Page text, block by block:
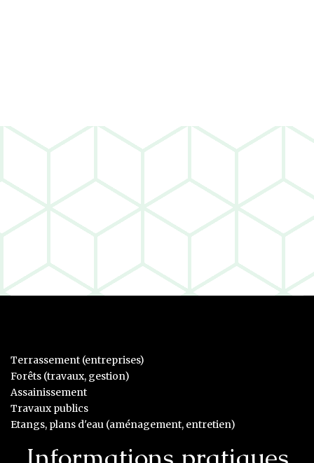
Terrassement (entreprises)
Forêts (travaux, gestion)
Assainissement
Travaux publics
Etangs, plans d'eau (aménagement, entretien)